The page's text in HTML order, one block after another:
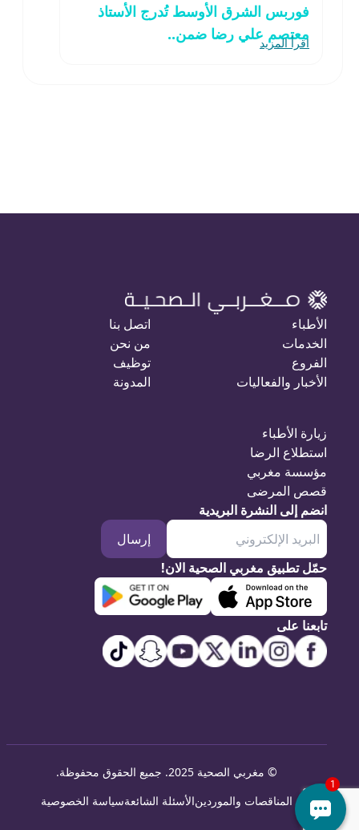
فوربس الشرق الأوسط تُدرج الأستاذ
معتصم علي رضا ضمن..
اقرأ المزيد
الأطباء
الخدمات
الفروع
الأخبار والفعاليات
اتصل بنا
من نحن
توظيف
المدونة
زيارة الأطباء
استطلاع الرضا
مؤسسة مغربي
قصص المرضى
انضم إلى النشرة البريدية
إرسال
حمّل تطبيق مغربي الصحية الان!
تابعنا على
© مغربي الصحية 2025. جميع الحقوق محفوظة
.
المناقصات والموردينالأسئلة الشائعةسياسة الخصوصية